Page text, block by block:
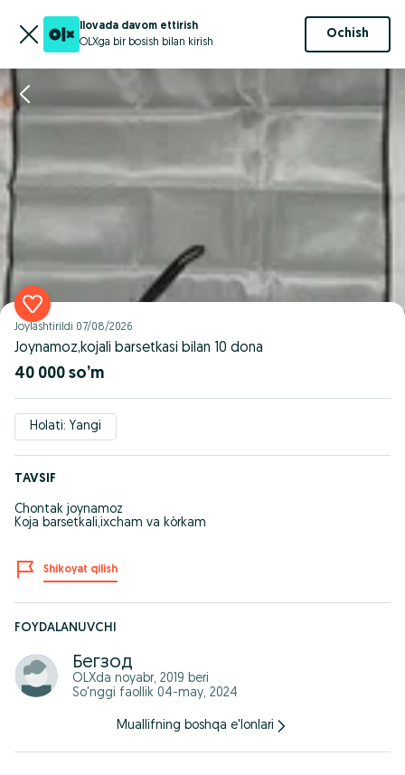
Ilovada davom ettirish
OLXga bir bosish bilan kirish
Ochish
Joylashtirildi 07/08/2026
Joynamoz,kojali barsetkasi bilan 10 dona
40 000 so’m
Holati: Yangi
TAVSIF
Chontak joynamoz
Koja barsetkali,ixcham va kòrkam
Shikoyat qilish
FOYDALANUVCHI
Бегзод
OLXda noyabr, 2019 beri
So'nggi faollik 04-may, 2024
Muallifning boshqa e'lonlari